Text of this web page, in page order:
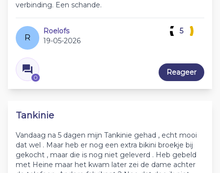
verbinding. Een schande.
R
Roelofs
19-05-2026
0
5
Reageer
Tankinie
Vandaag na 5 dagen mijn Tankinie gehad , echt mooi
dat wel . Maar heb er nog een extra bikini broekje bij
gekocht , maar die is nog niet geleverd . Heb gebeld
met Heine maar het kwam later zei de dame achter